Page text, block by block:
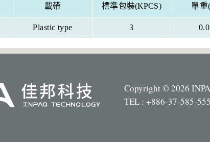
載帶 標準包裝(KPCS) 單重
Plastic type 3
Copyright © 2026
TEL : +886-37-